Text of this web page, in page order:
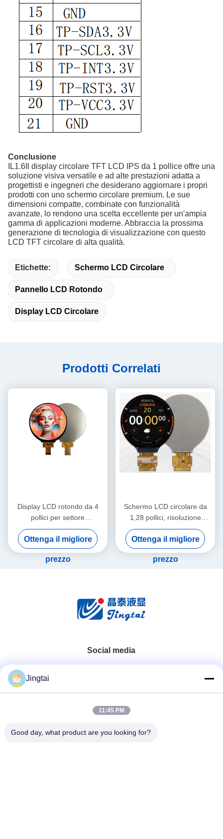
Conclusione
IL1.6 Il display circolare TFT LCD IPS da 1 pollice offre una
soluzione visiva versatile e ad alte prestazioni adatta a
progettisti e ingegneri che desiderano aggiornare i propri
prodotti con uno schermo circolare premium. Le sue
dimensioni compatte, combinate con funzionalità
avanzate, lo rendono una scelta eccellente per un'ampia
gamma di applicazioni moderne. Abbraccia la prossima
generazione di tecnologia di visualizzazione con questo
LCD TFT circolare di alta qualità.
Etichette: Schermo LCD Circolare
Pannello LCD Rotondo
Display LCD Circolare
Prodotti Correlati
Display LCD rotondo da 4
pollici per settore
automobilistico, risoluzione
720x720 pixel, alta
luminosità
Ottenga il migliore
prezzo
Schermo LCD circolare da
1,28 pollici, risoluzione
240×240, luminosità 380
cd/m2, display IPS TFT
Ottenga il migliore
prezzo
Social media
0086-755-27491128
Jingtai
11:45 PM
Good day, what product are you looking for?